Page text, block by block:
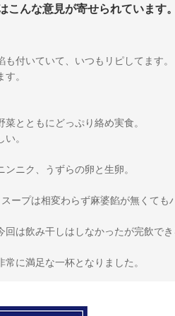
んな意見が寄せられています。
付いていて、いつもリピしてます。
。
とともにどっぷり絡め実食。
。
ニク、うずらの卵と生卵。
ープは相変わらず麻婆餡が無くても
は飲み干しはしなかったが完飲で
に満足な一杯となりました。